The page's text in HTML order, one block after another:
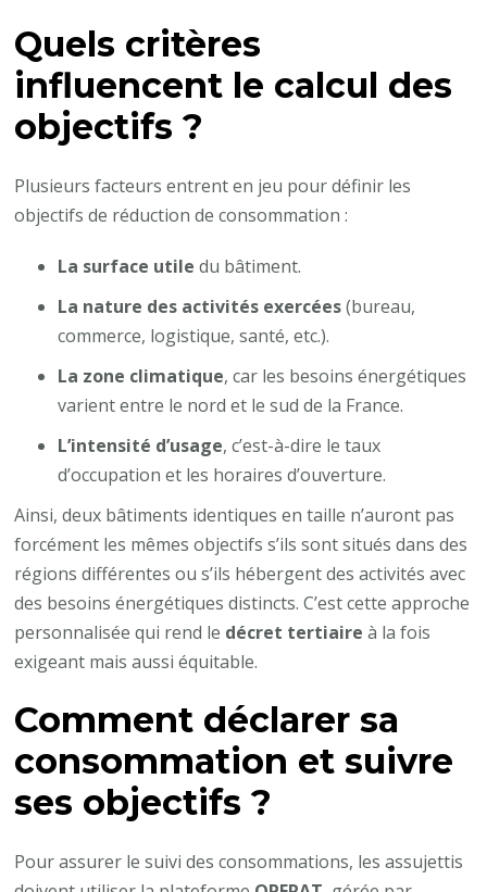
Quels critères
influencent le calcul des
objectifs ?
Plusieurs facteurs entrent en jeu pour définir les
objectifs de réduction de consommation :
La surface utile du bâtiment.
La nature des activités exercées(bureau,
commerce, logistique, santé, etc.).
La zone climatique, car les besoins énergétiques
varient entre le nord et le sud de la France.
L’intensité d’usage, c’est-à-dire le taux
d’occupation et les horaires d’ouverture.
Ainsi, deux bâtiments identiques en taille n’auront pas
forcément les mêmes objectifs s’ils sont situés dans des
régions différentes ou s’ils hébergent des activités avec
des besoins énergétiques distincts. C’est cette approche
personnalisée qui rend le décret tertiaire à la fois
exigeant mais aussi équitable.
Comment déclarer sa
consommation et suivre
ses objectifs ?
Pour assurer le suivi des consommations, les assujettis